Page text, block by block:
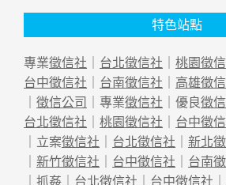
特色站點
專業徵信社 ｜ 台北徵信社 ｜ 桃園徵
台中徵信社 ｜ 台南徵信社 ｜ 高雄徵
｜ 徵信公司 ｜專業徵信社 ｜優良徵
台北徵信社 ｜ 桃園徵信社 ｜ 台中徵
｜立案徵信社 ｜ 台北徵信社 ｜ 新北
｜ 新竹徵信社 ｜ 台中徵信社 ｜ 台南
｜ 抓姦 ｜ 台北徵信社 ｜ 台中徵信社 ｜